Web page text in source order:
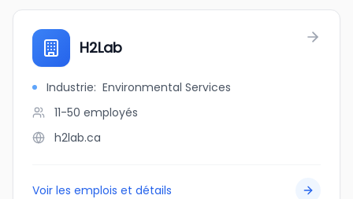
H2Lab
Industrie: Environmental Services
11-50 employés
h2lab.ca
Voir les emplois et détails